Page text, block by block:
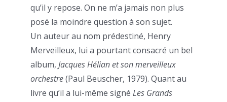
qu’il y repose. On ne m’a jamais non plus
posé la moindre question à son sujet.
Un auteur au nom prédestiné, Henry
Merveilleux, lui a pourtant consacré un bel
album, Jacques Hélian et son merveilleux
orchestre(Paul Beuscher, 1979). Quant au
livre qu’il a lui-même signé Les Grands